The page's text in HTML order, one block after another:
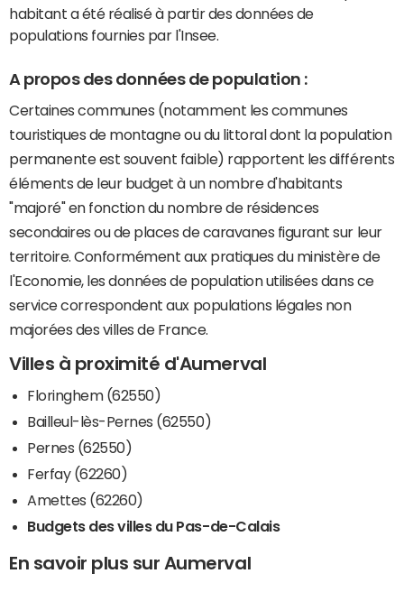
habitant a été réalisé à partir des données de
populations fournies par l'Insee.
A propos des données de population :
Certaines communes (notamment les communes
touristiques de montagne ou du littoral dont la population
permanente est souvent faible) rapportent les différents
éléments de leur budget à un nombre d'habitants
"majoré" en fonction du nombre de résidences
secondaires ou de places de caravanes figurant sur leur
territoire. Conformément aux pratiques du ministère de
l'Economie, les données de population utilisées dans ce
service correspondent aux populations légales non
majorées des villes de France.
Villes à proximité d'Aumerval
Floringhem (62550)
Bailleul-lès-Pernes (62550)
Pernes (62550)
Ferfay (62260)
Amettes (62260)
Budgets des villes du Pas-de-Calais
En savoir plus sur Aumerval